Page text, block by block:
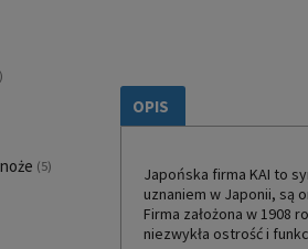
(5)
OPIS
Japońska firma KAI to
uznaniem w Japonii, są
Firma założona w
niezwykła ostrość i